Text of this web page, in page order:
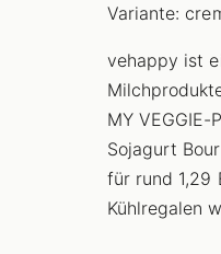
Variante:
vehappy ist
MY
Sojagurt
für rund 1,29
Kühlregalen